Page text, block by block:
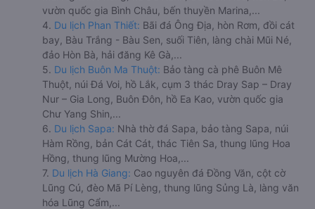
vườn quốc gia Bình Châu, bến thuyền Marina,...
4. Du lịch Phan Thiết: Bãi đá Ông Địa, hòn Rơm, đồi cát
bay, Bàu Trắng - Bàu Sen, suối Tiên, làng chài Mũi Né,
đảo Hòn Bà, hải đăng Kê Gà,...
5. Du lịch Buôn Ma Thuột: Bảo tàng cà phê Buôn Mê
Thuột, núi Đá Voi, hồ Lắk, cụm 3 thác Dray Sap – Dray
Nur – Gia Long, Buôn Đôn, hồ Ea Kao, vườn quốc gia
Chư Yang Shin,...
6. Du lịch Sapa: Nhà thờ đá Sapa, bảo tàng Sapa, núi
Hàm Rồng, bản Cát Cát, thác Tiên Sa, thung lũng Hoa
Hồng, thung lũng Mường Hoa,...
7. Du lịch Hà Giang: Cao nguyên đá Đồng Văn, cột cờ
Lũng Cú, đèo Mã Pí Lèng, thung lũng Sủng Là, làng văn
hóa Lũng Cẩm,...